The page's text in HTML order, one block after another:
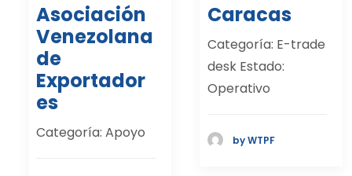
Asociación
Venezolana
de
Exportador
es
Categoría: Apoyo
Caracas
Categoría: E-trade
desk Estado:
Operativo
by WTPF